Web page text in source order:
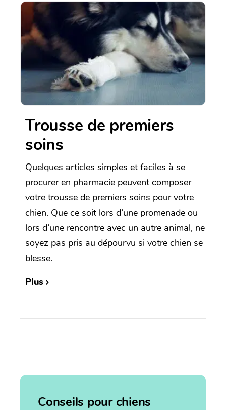
Trousse de premiers
soins
Quelques articles simples et faciles à se
procurer en pharmacie peuvent composer
votre trousse de premiers soins pour votre
chien. Que ce soit lors d’une promenade ou
lors d’une rencontre avec un autre animal, ne
soyez pas pris au dépourvu si votre chien se
blesse.
Plus
Conseils pour chiens